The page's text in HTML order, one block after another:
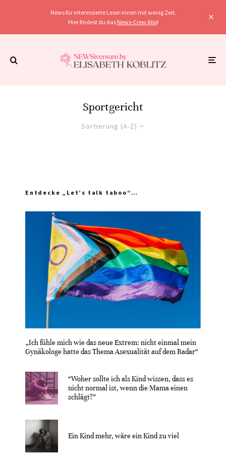
News für interessierte Leser:innen mit wenig Zeit.
Hier findest du das News-Crew Abo!
Sportgericht
Sortierung (A-Z)
Entdecke „Let’s talk taboo“…
„Ich fühle mich wie das neue Extrem: nicht einmal mein
Gynäkologe hatte das Thema Asexualität auf dem Radar“
“Woher sollte ich als Kind wissen, dass es
nicht normal ist, wenn die Mama einen
schlägt?”
Ein Kind mehr, wäre ein Kind zu viel